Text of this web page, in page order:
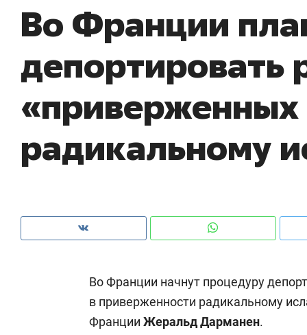
Во Франции
депортировать
«приверженных
радикальному
Во Франции начнут процедуру
в приверженности радикальному
Франции Жеральд Дарманен.
правил, бизнес может
потерять минимум
Как бизнесу выйти на зарубежные
чем интересен Оман?